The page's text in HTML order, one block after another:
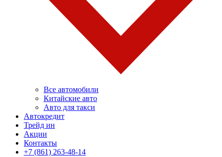
Все автомобили
Китайские авто
Авто для такси
Автокредит
Трейд ин
Акции
Контакты
+7 (861) 263-48-14